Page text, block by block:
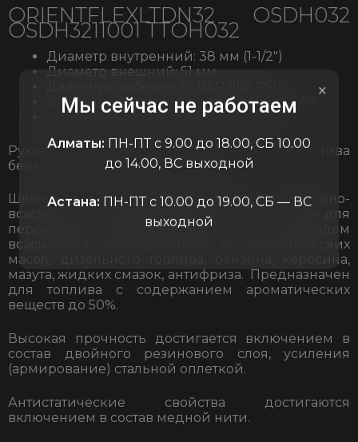
ORIENTFLEXLTDN32 OSDH032
OSDH3211001 TTOH032
Диаметр внутренний: 38 мм (1-1/2″)
Диаметр внешний: 51 мм
Давление всасывания (вакуум): 0,8 BAR
Температурный режим: -32С/+82С
Рукав напорно-всасывающий для слива
бензовозов
Шланг маслобензостойкий напорно-
всасывающий армированный предназначен для
перекачки под давлением или методом
всасывания минеральных и синтетических
масел, дизельного топлива, бензина, керосина,
мазута, жидких смазок, антифриза. Предназначен
для топлива с содержанием ароматических
веществ до 50%.
Высокая прочность достигается включением в
состав двойного резинового слоя, усиления
(армирование) стальной оплеткой.
Антистатические свойства достигаются
включением в состав медной нити.
×
Мы сейчас не работаем
Алматы: ПН-ПТ с 9.00 до 18.00, СБ 10.00
до 14.00, ВС выходной
Астана: ПН-ПТ с 10.00 до 19.00, СБ — ВС
выходной